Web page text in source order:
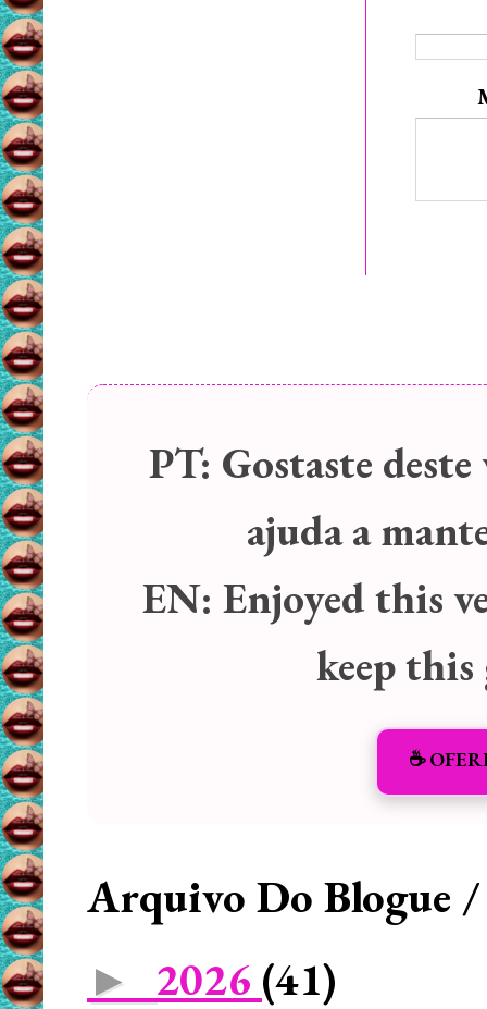
PT: Gostaste
ajuda a
EN: Enjoyed this
keep
☕️
Arquivo Do Blogue
► 2026 (41)